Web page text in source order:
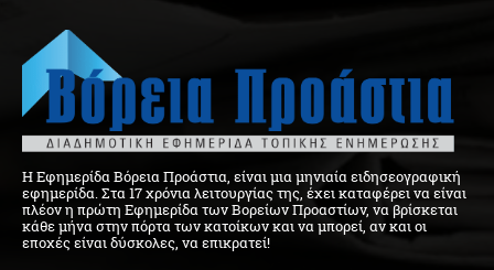
Η Εφημερίδα Βόρεια Προάστια, είναι μια μηνιαία ειδησεογραφική
εφημερίδα. Στα 17 χρόνια λειτουργίας της, έχει καταφέρει να είναι
πλέον η πρώτη Εφημερίδα των Βορείων Προαστίων, να βρίσκεται
κάθε μήνα στην πόρτα των κατοίκων και να μπορεί, αν και οι
εποχές είναι δύσκολες, να επικρατεί!